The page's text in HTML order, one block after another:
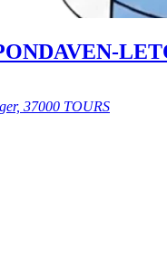
37000 TOURS